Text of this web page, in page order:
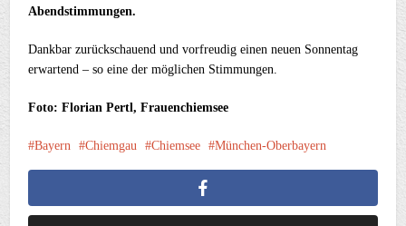
Abendstimmungen.
Dankbar zurückschauend und vorfreudig einen neuen Sonnentag
erwartend – so eine der möglichen Stimmungen.
Foto: Florian Pertl, Frauenchiemsee
Bayern Chiemgau Chiemsee München-Oberbayern